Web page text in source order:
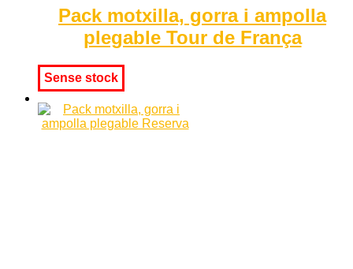
Pack motxilla, gorra i ampolla
plegable Tour de França
Sense stock